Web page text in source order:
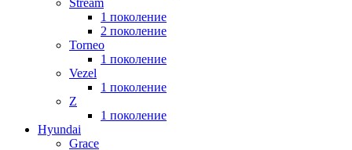
Stream
1 поколение
2 поколение
Torneo
1 поколение
Vezel
1 поколение
Z
1 поколение
Hyundai
Grace